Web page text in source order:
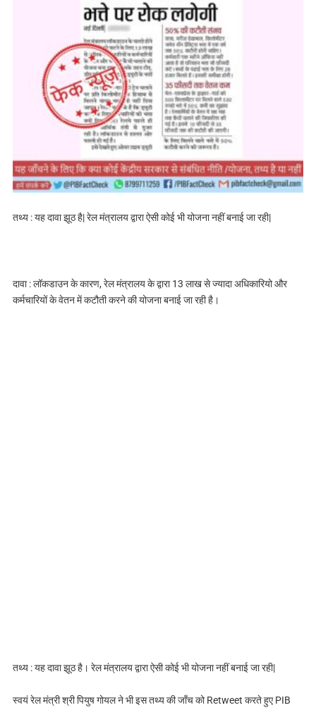
तथ्य : यह दावा झूठ है| रेल मंत्रालय द्वारा ऐसी कोई भी योजना नहीं बनाई जा रही|
दावा : लॉकडाउन के कारण, रेल मंत्रालय के द्वारा 13 लाख से ज्यादा अधिकारियो और
कर्मचारियों के वेतन में कटौती करने की योजना बनाई जा रही है।
तथ्य : यह दावा झूठ है। रेल मंत्रालय द्वारा ऐसी कोई भी योजना नहीं बनाई जा रही|
स्‍वयं रेल मंत्री श्री पियुष गोयल ने भी इस तथ्‍य की जॉंच को Retweet करते हुए PIB